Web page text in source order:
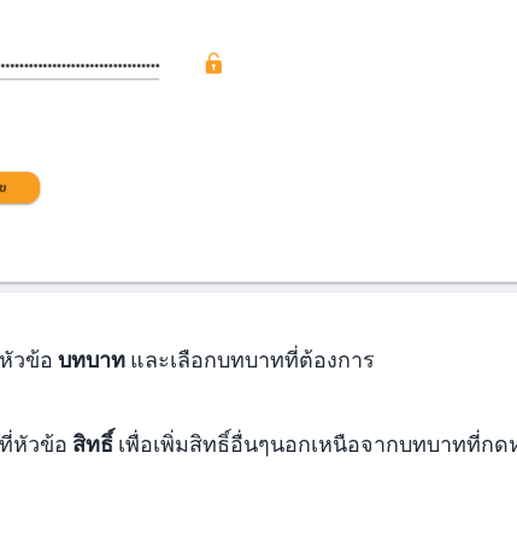
วข้อ บทบาท และเลือกบทบาทที่ต้องการ
หัวข้อ สิทธิ์เพื่อเพิ่มสิทธิ์อื่นๆนอกเหนือจากบทบาทที่กด